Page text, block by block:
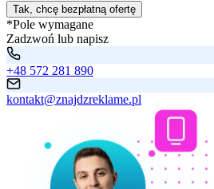
Tak, chcę bezpłatną ofertę
*Pole wymagane
Zadzwoń lub napisz
+48 572 281 890
kontakt@znajdzreklame.pl